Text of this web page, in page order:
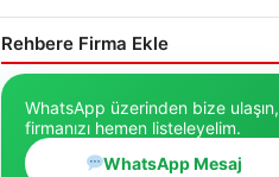
Rehbere Firma Ekle
WhatsApp üzerinden bize ulaşın,
firmanızı hemen listeleyelim.
WhatsApp Mesaj